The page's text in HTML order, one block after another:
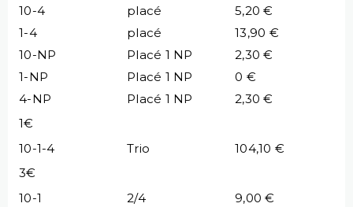
10-4 placé
5,20 €
1-4
placé
13,90 €
10-NP
Placé 1 NP
2,30 €
1-NP
Placé 1 NP
0 €
4-NP
Placé 1 NP
2,30 €
1€
10-1-4
Trio
104,10 €
3€
10-1
2/4
9,00 €